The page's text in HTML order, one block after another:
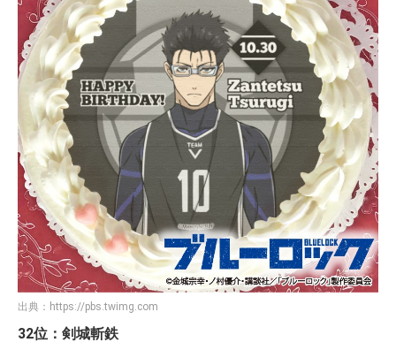
出典： https://pbs.twimg.com
32位：剣城斬鉄